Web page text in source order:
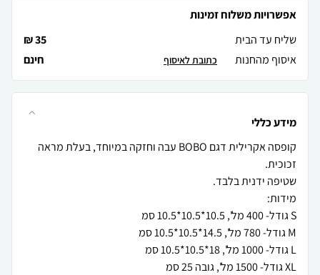
אפשרויות משלוח זמינות
שליח עד הבית
35 ₪
איסוף מהחנות
חינם כתובת לאיסוף
מידע כללי
קופסה אקרילית דגם BOBO עבה וחזקה במיוחד, בעלת מראה
XL גודל- 1500 מל', גובה 25 סמ